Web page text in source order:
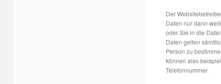
Der
Daten nur dann
oder Sie in die
Daten gelten
Person zu
können also
Telefonnummer.